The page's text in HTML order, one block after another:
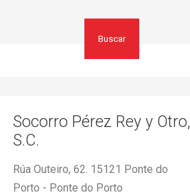
Local
Buscar
Socorro Pérez Rey y Otro,
S.C.
Rúa Outeiro, 62. 15121 Ponte do
Porto - Ponte do Porto